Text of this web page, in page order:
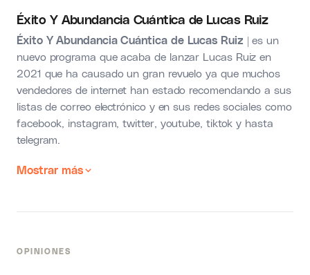
Éxito Y Abundancia Cuántica de Lucas Ruiz
Éxito Y Abundancia Cuántica de Lucas Ruiz | es un
nuevo programa que acaba de lanzar Lucas Ruiz en
2021 que ha causado un gran revuelo ya que muchos
vendedores de internet han estado recomendando a sus
listas de correo electrónico y en sus redes sociales como
facebook, instagram, twitter, youtube, tiktok y hasta
telegram.
Mostrar más
OPINIONES